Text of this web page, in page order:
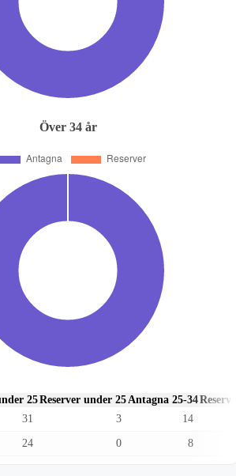
Över 34 år
25Reserver under 25 Antagna 25-34
31 3 14
24 0 8